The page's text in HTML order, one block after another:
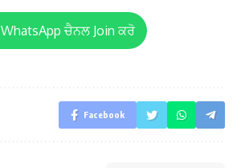
WhatsApp ਚੈਨਲ Join ਕਰੋ
Facebook